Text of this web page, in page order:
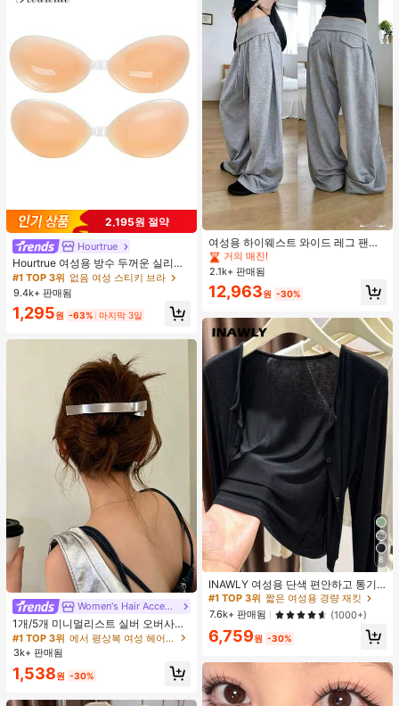
2,195원 절약
Hourtrue
Hourtrue 여성용 방수 두꺼운 실리콘
가슴 페탈, 작은 가슴 리프트업 & 푸시
인용, 웨딩 촬영 및 들러리용
#1 TOP 3위 없음 여성 스티키 브라
9.4k+ 판매됨
1,295원 -63% 마지막 3일
Women's Hair Accessories
1개/5개 미니멀리스트 실버 오버사이
즈 메탈 여성용 헤어 클립, 업스타일,
브레이딩, 번을 위한 프리미엄 헤어 액
세서리, 악어 헤어 클립, 솔리드 컬러
매끄러운 표면 손상 없는 헤어 클립,
오버사이즈 12CM 실버 헤어 클립, 사
계절용
#1 TOP 3위
에서 평상복 여성 헤어 액세서리
거의 매진!
#1 TOP 3위
에서 평상복 여성 헤어 액세서리
거의 매진!
#1 TOP 3위
에서 평상복 여성 헤어 액세서리
거의 매진!
#1 TOP 3위
에서 평상복 여성 헤어 액세서리
거의 매진!
3k+ 판매됨
1,538원 -30%
여성용 하이웨스트 와이드 레그 팬츠,
봄 드로스트링 루즈 롱 팬츠, 레이지
릴랙스드 스타일 그레이
#1 TOP 3위
에서 평상복 캐주얼 바지
거의 매진!
#1 TOP 3위
에서 평상복 캐주얼 바지
거의 매진!
#1 TOP 3위
에서 평상복 캐주얼 바지
거의 매진!
#1 TOP 3위
거의 매진!
2.1k+ 판매됨
12,963원 -30%
8
INAWLY 여성용 단색 편안하고 통기
성 좋은 긴 소매 앞면 버튼 캐주얼 다
용도 얇은 가디건
#1 TOP 3위
짧은 여성용 경량 재킷
거의 매진!
#1 TOP 3위 짧은 여성용 경량 재킷
거의 매진!
#1 TOP 3위 짧은 여성용 경량 재킷
거의 매진!
#1 TOP 3위
거의 매진!
7.6k+ 판매됨 (1000+)
6,759원 -30%